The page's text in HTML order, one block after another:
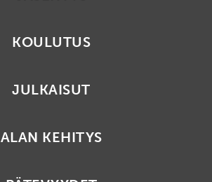
KOULUTUS
JULKAISUT
ALAN KEHITYS